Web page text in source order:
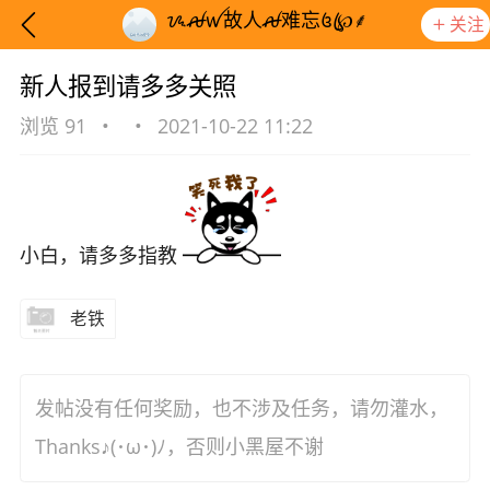
ᝰꫛꪝ故人ꫛ难忘꧔ꦿ℘⸙ 关注
提示 想要更快入门社区，请阅读【新手宝典】
新人报到请多多关照
浏览 91 • • 2021-10-22 11:22
小白，请多多指教
老铁
发帖没有任何奖励，也不涉及任务，请勿灌水，
Thanks♪(･ω･)ﾉ，否则小黑屋不谢